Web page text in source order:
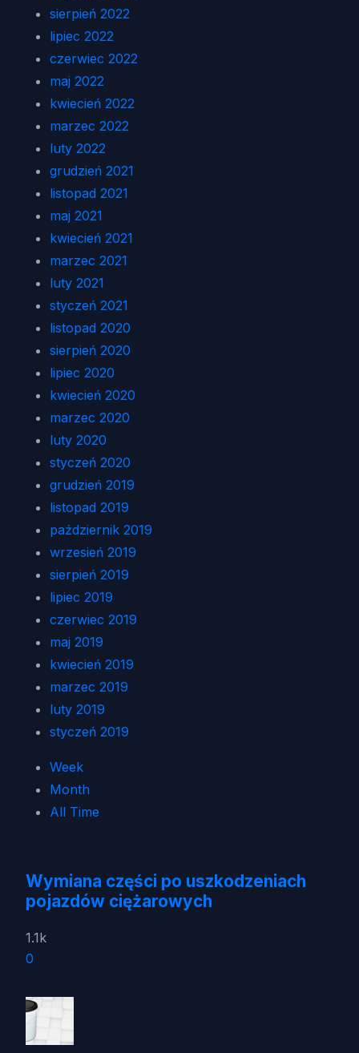
sierpień 2022
lipiec 2022
czerwiec 2022
maj 2022
kwiecień 2022
marzec 2022
luty 2022
grudzień 2021
listopad 2021
maj 2021
kwiecień 2021
marzec 2021
luty 2021
styczeń 2021
listopad 2020
sierpień 2020
lipiec 2020
kwiecień 2020
marzec 2020
luty 2020
styczeń 2020
grudzień 2019
listopad 2019
październik 2019
wrzesień 2019
sierpień 2019
lipiec 2019
czerwiec 2019
maj 2019
kwiecień 2019
marzec 2019
luty 2019
styczeń 2019
Week
Month
All Time
Wymiana części po uszkodzeniach
pojazdów ciężarowych
1.1k
0